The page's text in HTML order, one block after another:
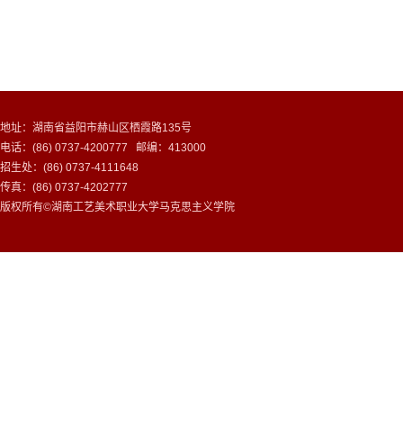
地址：湖南省益阳市赫山区栖霞路135号
电话：(86) 0737-4200777 邮编：413000
招生处：(86) 0737-4111648
传真：(86) 0737-4202777
版权所有©湖南工艺美术职业大学马克思主义学院